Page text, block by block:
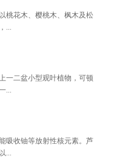
桃花木、樱桃木、枫木及松
...
一二盆小型观叶植物，可顿
...
吸收铀等放射性核元素。芦
...